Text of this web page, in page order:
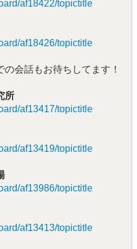
af18422/topictitle
af18426/topictitle
会話もお待ちしてます！
所
af13417/topictitle
af13419/topictitle
af13986/topictitle
af13413/topictitle